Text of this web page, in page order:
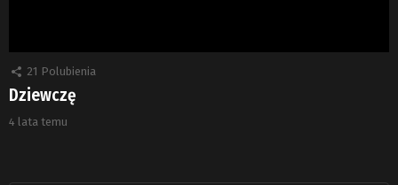
21 Polubienia
Dziewczę
4 lata temu